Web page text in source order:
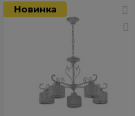
Новинка